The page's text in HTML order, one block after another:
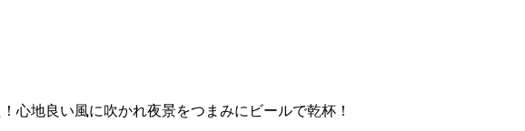
心地良い風に吹かれ夜景をつまみにビールで乾杯！